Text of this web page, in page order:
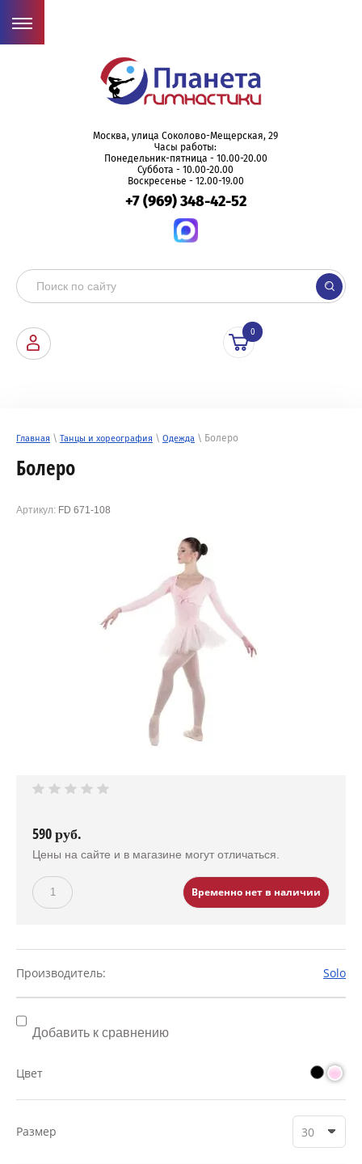
Москва, улица Соколово-Мещерская, 29
Часы работы:
Понедельник-пятница - 10.00-20.00
Суббота - 10.00-20.00
Воскресенье - 12.00-19.00
+7 (969) 348-42-52
0
Главная \ Танцы и хореография \ Одежда \ Болеро
Болеро
Артикул: FD 671-108
590 руб.
Цены на сайте и в магазине могут отличаться.
Временно нет в наличии
Производитель: Solo
Добавить к сравнению
Цвет
Размер 30